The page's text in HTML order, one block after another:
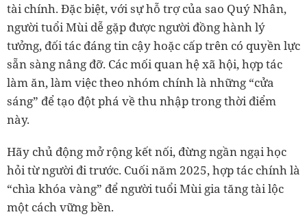
tài chính. Đặc biệt, với sự hỗ trợ của sao Quý Nhân,
người tuổi Mùi dễ gặp được người đồng hành lý
tưởng, đối tác đáng tin cậy hoặc cấp trên có quyền lực
sẵn sàng nâng đỡ. Các mối quan hệ xã hội, hợp tác
làm ăn, làm việc theo nhóm chính là những “cửa
sáng” để tạo đột phá về thu nhập trong thời điểm
này.
Hãy chủ động mở rộng kết nối, đừng ngần ngại học
hỏi từ người đi trước. Cuối năm 2025, hợp tác chính là
“chìa khóa vàng” để người tuổi Mùi gia tăng tài lộc
một cách vững bền.